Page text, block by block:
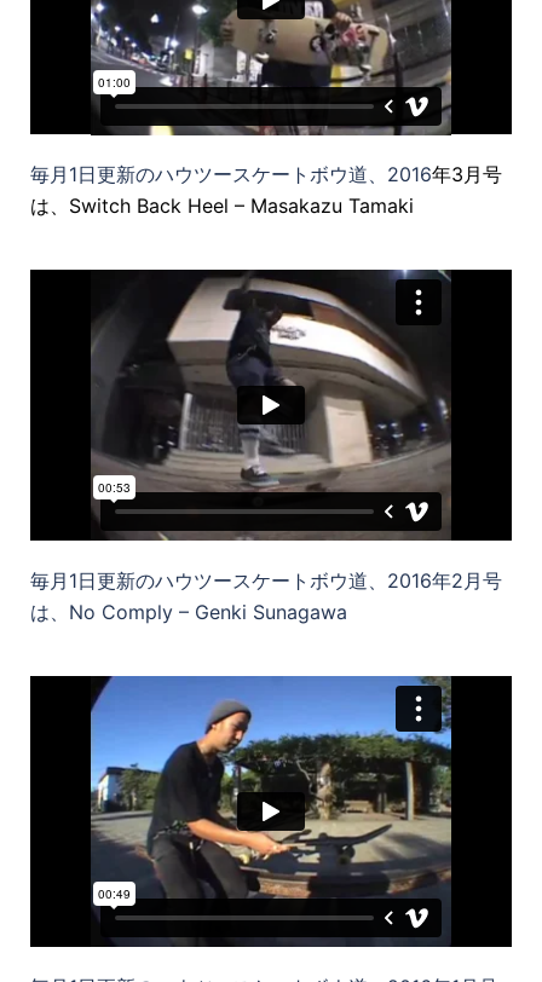
毎月1日更新のハウツースケートボウ道、2016年3月号
は、Switch Back Heel – Masakazu Tamaki
毎月1日更新のハウツースケートボウ道、2016年2月号
は、No Comply – Genki Sunagawa